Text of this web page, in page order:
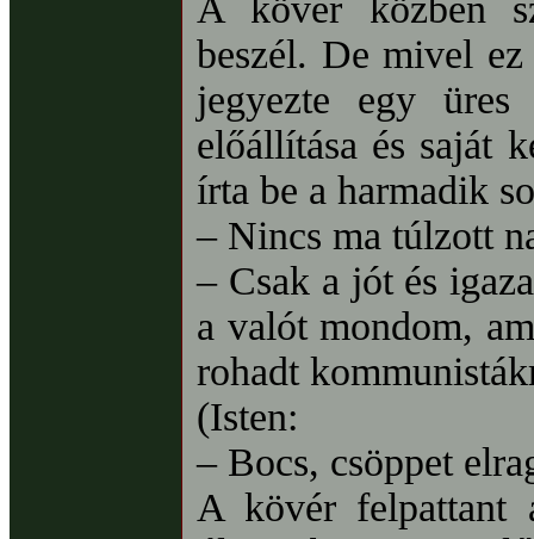
A kövér közben
beszél. De mivel
jegyezte egy üres
előállítása és saját
írta be a harmadik
– Nincs ma túlzott
– Csak a jót és
a valót mondom,
rohadt
(Isten:
– Bocs, csöppet
A kövér felpattant